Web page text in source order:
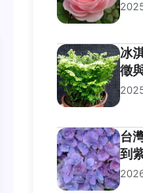
冰
徵
台
到